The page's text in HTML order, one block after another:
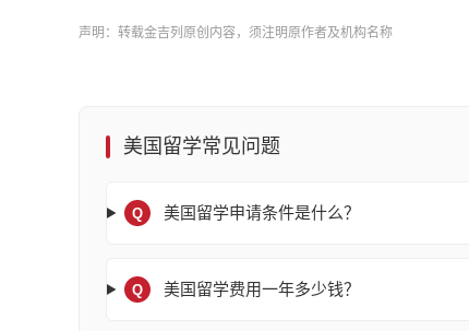
声明：转载金吉列原创内容，须注明原作者及机构名称
美国留学常见问题
Q 美国留学申请条件是什么？
Q 美国留学费用一年多少钱？